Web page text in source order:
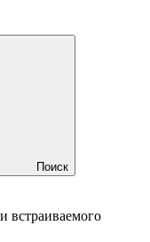
Поиск
встраиваемого